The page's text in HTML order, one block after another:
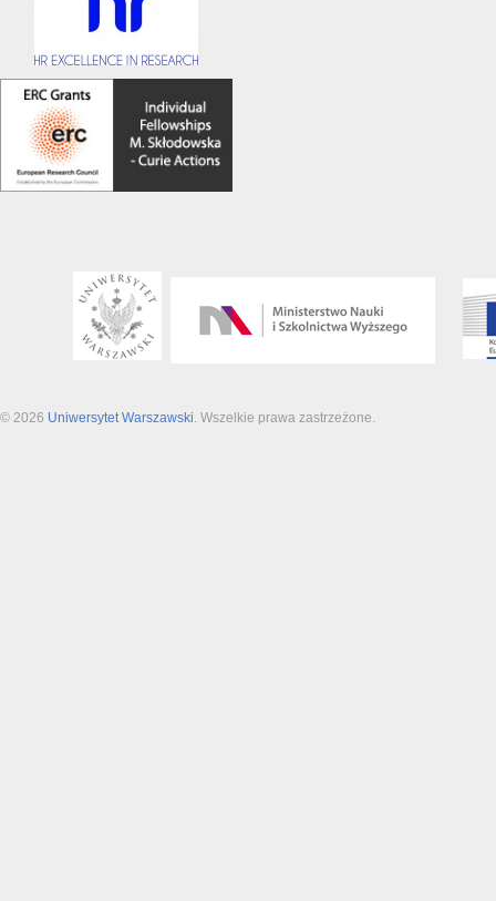
© 2026 Uniwersytet Warszawski . Wszelkie prawa zastrzeżone.